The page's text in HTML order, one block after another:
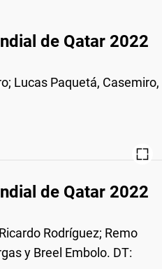
de Qatar 2022
Lucas Paquetá, Casemiro,
de Qatar 2022
Rodrí­guez; Remo
y Breel Embolo. DT: